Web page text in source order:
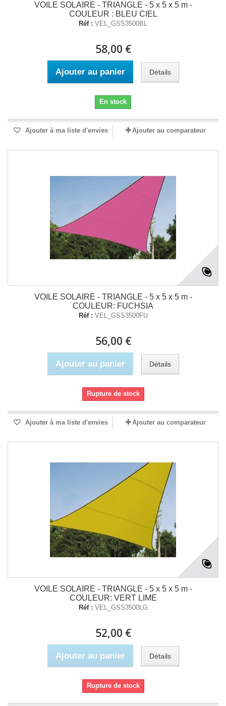
VOILE SOLAIRE - TRIANGLE - 5 x 5 x 5 m -
COULEUR : BLEU CIEL
Réf : VEL_GSS3500BL
58,00 €
Ajouter au panier Détails
En stock
Ajouter à ma liste d'envies Ajouter au comparateur
VOILE SOLAIRE - TRIANGLE - 5 x 5 x 5 m -
COULEUR: FUCHSIA
Réf : VEL_GSS3500FU
56,00 €
Ajouter au panier Détails
Rupture de stock
Ajouter à ma liste d'envies Ajouter au comparateur
VOILE SOLAIRE - TRIANGLE - 5 x 5 x 5 m -
COULEUR: VERT LIME
Réf : VEL_GSS3500LG
52,00 €
Ajouter au panier Détails
Rupture de stock